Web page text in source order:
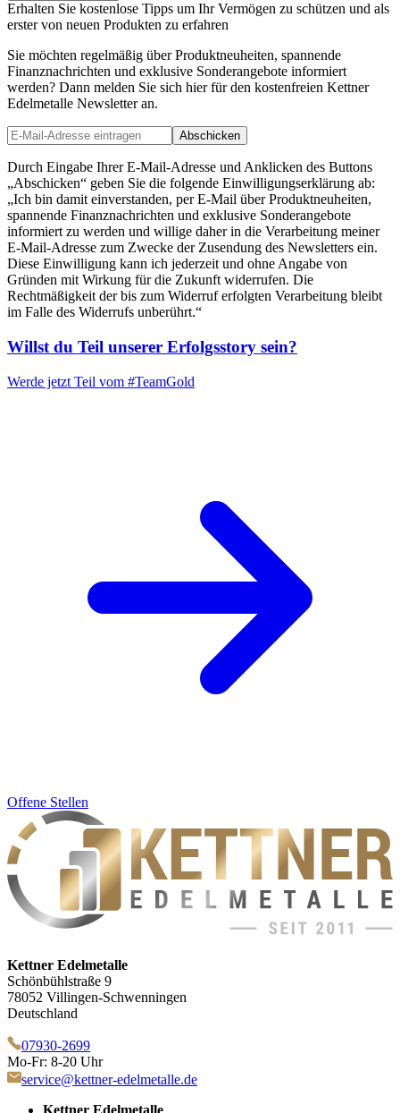
Erhalten Sie kostenlose Tipps um Ihr Vermögen zu schützen und als
erster von neuen Produkten zu erfahren
Sie möchten regelmäßig über Produktneuheiten, spannende
Finanznachrichten und exklusive Sonderangebote informiert
werden? Dann melden Sie sich hier für den kostenfreien Kettner
Edelmetalle Newsletter an.
Abschicken
Durch Eingabe Ihrer E-Mail-Adresse und Anklicken des Buttons
„Abschicken“ geben Sie die folgende Einwilligungserklärung ab:
„Ich bin damit einverstanden, per E-Mail über Produktneuheiten,
spannende Finanznachrichten und exklusive Sonderangebote
informiert zu werden und willige daher in die Verarbeitung meiner
E-Mail-Adresse zum Zwecke der Zusendung des Newsletters ein.
Diese Einwilligung kann ich jederzeit und ohne Angabe von
Gründen mit Wirkung für die Zukunft widerrufen. Die
Rechtmäßigkeit der bis zum Widerruf erfolgten Verarbeitung bleibt
im Falle des Widerrufs unberührt.“
Willst du Teil unserer Erfolgsstory sein?
Werde jetzt Teil vom #TeamGold
Offene Stellen
Kettner Edelmetalle
Schönbühlstraße 9
78052 Villingen-Schwenningen
Deutschland
07930-2699
Mo-Fr: 8-20 Uhr
service@kettner-edelmetalle.de